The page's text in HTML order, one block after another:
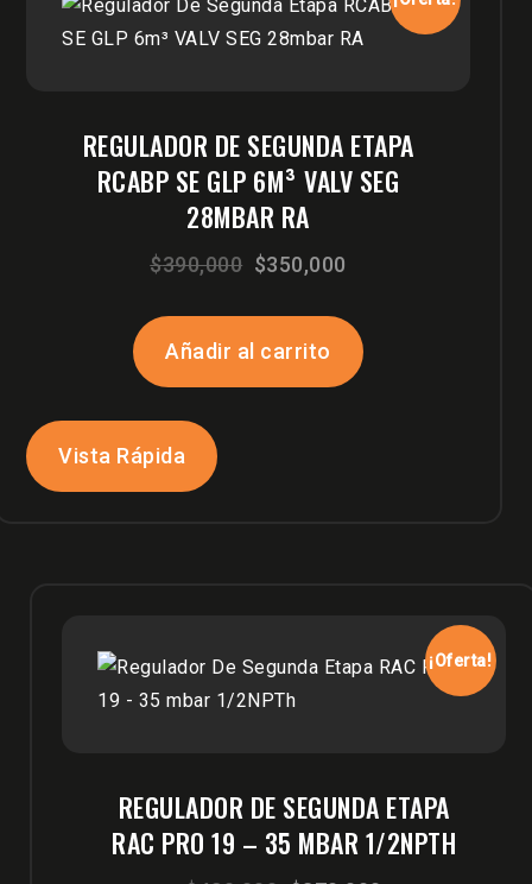
REGULADOR DE SEGUNDA ETAPA
RCABP SE GLP 6M³ VALV SEG
28MBAR RA
$390,000 El
original
$350,000
actual
es:
Añadir al carrito
Vista Rápida
¡Oferta!
REGULADOR DE SEGUNDA ETAPA
RAC PRO 19 – 35 MBAR 1/2NPTH